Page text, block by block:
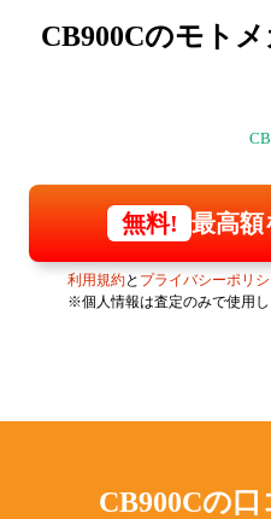
CB900Cのモト
無料! 最高額
利用規約と プライバシーポリ
※個人情報は査定のみで使用し
CB900Cの